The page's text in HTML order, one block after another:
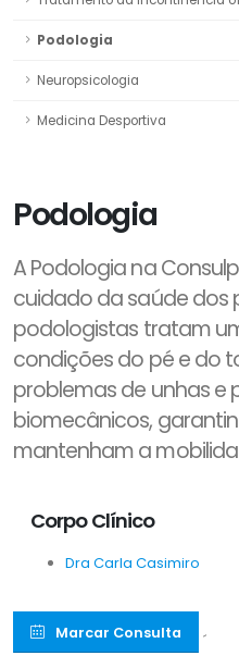
Podologia
Neuropsicologia
Medicina Desportiva
Podologia
A Podologia na
cuidado da saúde dos
podologistas tratam
condições do pé e do
problemas de unhas e
biomecânicos,
mantenham a
Corpo Clínico
Dra Carla Casimiro
Marcar Consulta ´